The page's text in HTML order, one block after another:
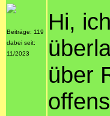
Beiträge: 119
dabei seit:
11/2023
Hi,
über